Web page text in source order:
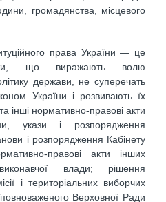
громадянства, місцевого
права України — це
що виражають волю
держави, не суперечать
України і розвивають їх
інші нормативно-правові акти
укази і розпорядження
і розпорядження Кабінету
правові акти інших
влади; рішення
і територіальних виборчих
Верховної Ради